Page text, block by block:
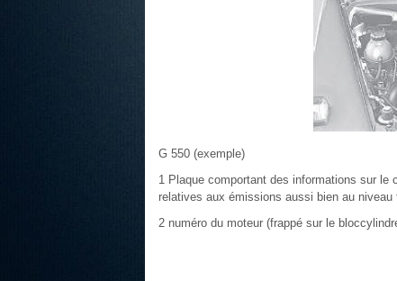
G 550 (exemple)
1 Plaque comportant des informations sur le
relatives aux émissions aussi bien au
2 numéro du moteur (frappé sur le